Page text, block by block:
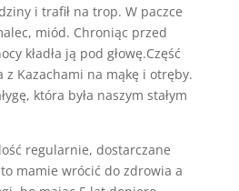
i trafił na trop. W paczce
miód. Chroniąc przed
kładła ją pod głowę.Część
z Kazachami na mąkę i otręby.
która była naszym stałym
regularnie, dostarczane
to mamie wrócić do zdrowia a